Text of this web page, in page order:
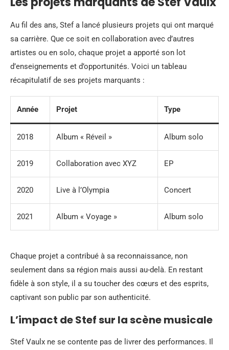
Au fil des ans, Stef a lancé plusieurs projets qui ont marqué
sa carrière. Que ce soit en collaboration avec d’autres
artistes ou en solo, chaque projet a apporté son lot
d’enseignements et d’opportunités. Voici un tableau
récapitulatif de ses projets marquants :
Année Projet Type
2018 Album « Réveil » Album solo
2019 Collaboration avec XYZ EP
2020 Live à l’Olympia Concert
2021 Album « Voyage » Album solo
Chaque projet a contribué à sa reconnaissance, non
seulement dans sa région mais aussi au-delà. En restant
fidèle à son style, il a su toucher des cœurs et des esprits,
captivant son public par son authenticité.
L’impact de Stef sur la scène musicale
Stef Vaulx ne se contente pas de livrer des performances. Il